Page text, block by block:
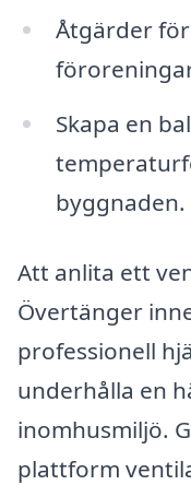
Åtgärder
Skapa en
byggnaden.
Att anlita ett
Övertänger
professionell
underhålla en
inomhusmiljö.
plattform